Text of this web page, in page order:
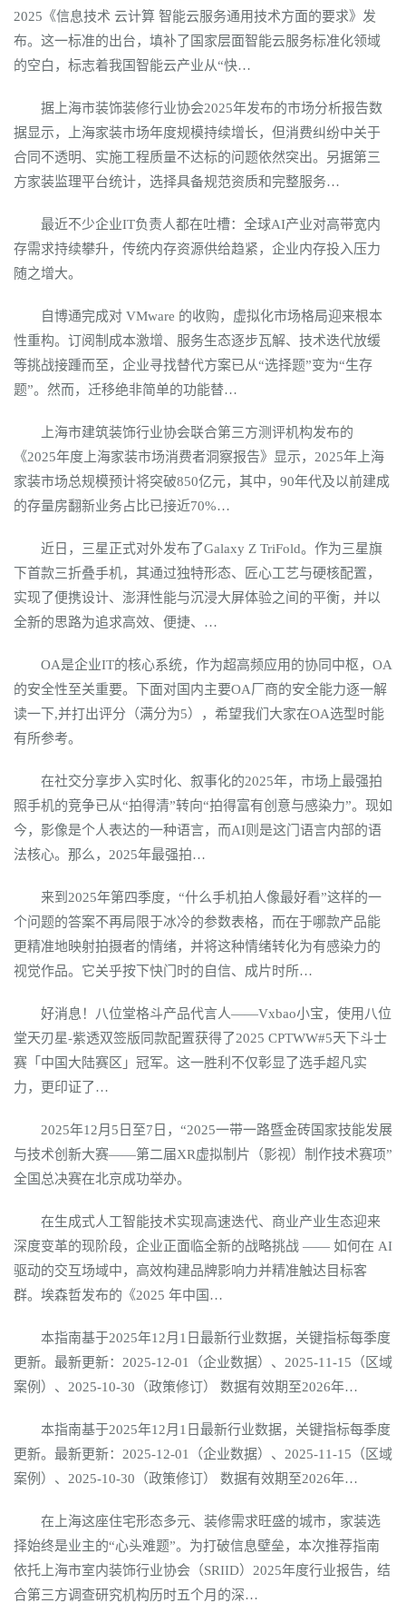
2025《信息技术 云计算 智能云服务通用技术方面的要求》发
布。这一标准的出台，填补了国家层面智能云服务标准化领域
的空白，标志着我国智能云产业从“快…
据上海市装饰装修行业协会2025年发布的市场分析报告数
据显示，上海家装市场年度规模持续增长，但消费纠纷中关于
合同不透明、实施工程质量不达标的问题依然突出。另据第三
方家装监理平台统计，选择具备规范资质和完整服务…
最近不少企业IT负责人都在吐槽：全球AI产业对高带宽内
存需求持续攀升，传统内存资源供给趋紧，企业内存投入压力
随之增大。
自博通完成对 VMware 的收购，虚拟化市场格局迎来根本
性重构。订阅制成本激增、服务生态逐步瓦解、技术迭代放缓
等挑战接踵而至，企业寻找替代方案已从“选择题”变为“生存
题”。然而，迁移绝非简单的功能替…
上海市建筑装饰行业协会联合第三方测评机构发布的
《2025年度上海家装市场消费者洞察报告》显示，2025年上海
家装市场总规模预计将突破850亿元，其中，90年代及以前建成
的存量房翻新业务占比已接近70%…
近日，三星正式对外发布了Galaxy Z TriFold。作为三星旗
下首款三折叠手机，其通过独特形态、匠心工艺与硬核配置，
实现了便携设计、澎湃性能与沉浸大屏体验之间的平衡，并以
全新的思路为追求高效、便捷、…
OA是企业IT的核心系统，作为超高频应用的协同中枢，OA
的安全性至关重要。下面对国内主要OA厂商的安全能力逐一解
读一下,并打出评分（满分为5），希望我们大家在OA选型时能
有所参考。
在社交分享步入实时化、叙事化的2025年，市场上最强拍
照手机的竞争已从“拍得清”转向“拍得富有创意与感染力”。现如
今，影像是个人表达的一种语言，而AI则是这门语言内部的语
法核心。那么，2025年最强拍…
来到2025年第四季度，“什么手机拍人像最好看”这样的一
个问题的答案不再局限于冰冷的参数表格，而在于哪款产品能
更精准地映射拍摄者的情绪，并将这种情绪转化为有感染力的
视觉作品。它关乎按下快门时的自信、成片时所…
好消息！八位堂格斗产品代言人——Vxbao小宝，使用八位
堂天刃星-紫透双签版同款配置获得了2025 CPTWW#5天下斗士
赛「中国大陆赛区」冠军。这一胜利不仅彰显了选手超凡实
力，更印证了…
2025年12月5日至7日，“2025一带一路暨金砖国家技能发展
与技术创新大赛——第二届XR虚拟制片（影视）制作技术赛项”
全国总决赛在北京成功举办。
在生成式人工智能技术实现高速迭代、商业产业生态迎来
深度变革的现阶段，企业正面临全新的战略挑战 —— 如何在 AI
驱动的交互场域中，高效构建品牌影响力并精准触达目标客
群。埃森哲发布的《2025 年中国…
本指南基于2025年12月1日最新行业数据，关键指标每季度
更新。最新更新：2025-12-01（企业数据）、2025-11-15（区域
案例）、2025-10-30（政策修订） 数据有效期至2026年…
本指南基于2025年12月1日最新行业数据，关键指标每季度
更新。最新更新：2025-12-01（企业数据）、2025-11-15（区域
案例）、2025-10-30（政策修订） 数据有效期至2026年…
在上海这座住宅形态多元、装修需求旺盛的城市，家装选
择始终是业主的“心头难题”。为打破信息壁垒，本次推荐指南
依托上海市室内装饰行业协会（SRIID）2025年度行业报告，结
合第三方调查研究机构历时五个月的深…